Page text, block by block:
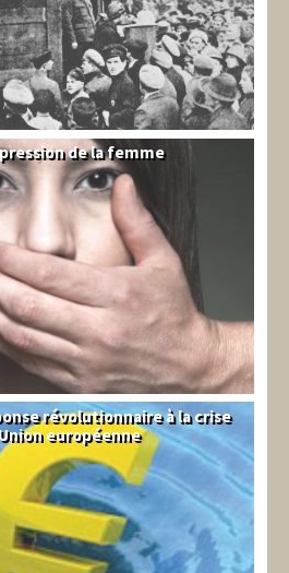
Syrie de la femme
Syndicalrévolutionnaire à la crise
européenne